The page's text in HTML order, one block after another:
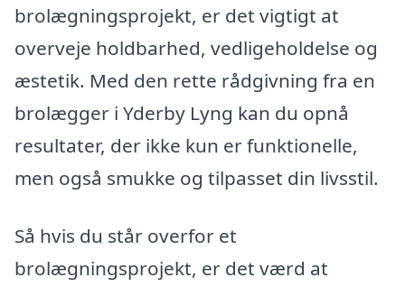
brolægningsprojekt, er det vigtigt at
overveje holdbarhed, vedligeholdelse og
æstetik. Med den rette rådgivning fra en
brolægger i Yderby Lyng kan du opnå
resultater, der ikke kun er funktionelle,
men også smukke og tilpasset din livsstil.
Så hvis du står overfor et
brolægningsprojekt, er det værd at